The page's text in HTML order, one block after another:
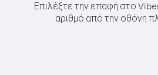
Επιλέξτε την επαφή στο
αριθμό από την οθόνη